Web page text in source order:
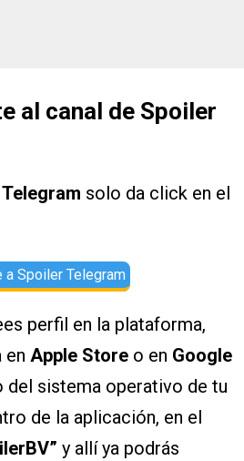
al canal de Spoiler
Telegram solo da click en el
a Spoiler Telegram
perfil en la plataforma,
en Apple Store o en Google
del sistema operativo de tu
de la aplicación, en el
y allí ya podrás